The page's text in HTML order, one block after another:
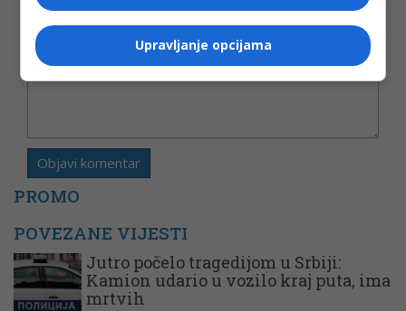
Komentar
PROMO
POVEZANE VIJESTI
Jutro počelo tragedijom u Srbiji:
Kamion udario u vozilo kraj puta, ima
mrtvih
Upravljanje opcijama